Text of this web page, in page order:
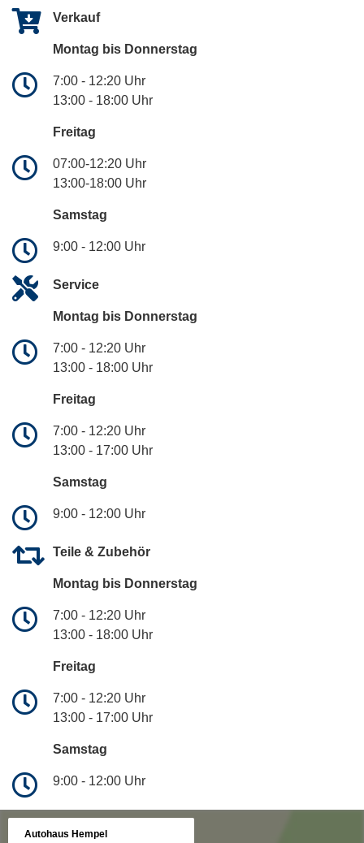
Verkauf
Montag bis Donnerstag
7:00 - 12:20 Uhr
13:00 - 18:00 Uhr
Freitag
07:00-12:20 Uhr
13:00-18:00 Uhr
Samstag
9:00 - 12:00 Uhr
Service
Montag bis Donnerstag
7:00 - 12:20 Uhr
13:00 - 18:00 Uhr
Freitag
7:00 - 12:20 Uhr
13:00 - 17:00 Uhr
Samstag
9:00 - 12:00 Uhr
Teile & Zubehör
Montag bis Donnerstag
7:00 - 12:20 Uhr
13:00 - 18:00 Uhr
Freitag
7:00 - 12:20 Uhr
13:00 - 17:00 Uhr
Samstag
9:00 - 12:00 Uhr
Autohaus Hempel